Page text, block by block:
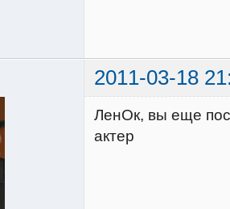
2011-03-18
ЛенОк, вы еще
актер